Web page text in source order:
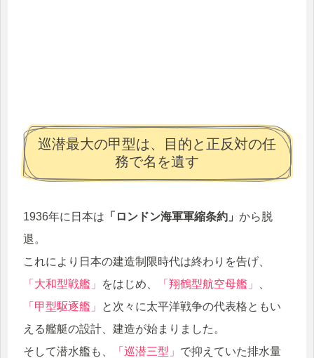
巡潜最大の甲型は、目的と正反対の任
務で名を遺す
1936年に日本は 「ロンドン海軍軍縮条約」 から脱
退。
これにより日本の建造制限時代は終わりを告げ、
「大和型戦艦」
をはじめ、 「翔鶴型航空母艦」
「甲型駆逐艦」
と次々に太平洋戦争の代表格ともい
える艦艇の設計、建造が始まりました。
そして潜水艦も、
「巡潜三型」 で抑えていた排水量